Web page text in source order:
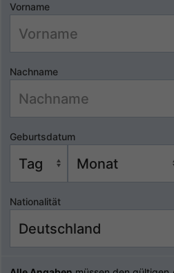
Vorname
Nachname
Geburtsdatum
Nationalität